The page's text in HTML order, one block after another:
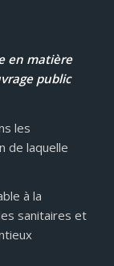
en matière
public
les
de laquelle
à la
sanitaires et